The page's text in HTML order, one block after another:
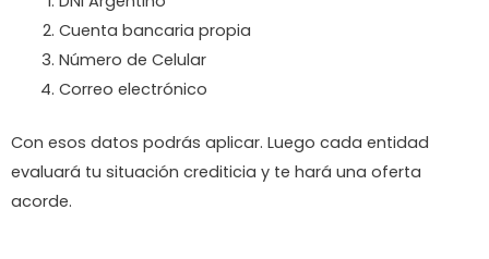
Cuenta bancaria propia
Número de Celular
Correo electrónico
Con esos datos podrás aplicar. Luego cada entidad
evaluará tu situación crediticia y te hará una oferta
acorde.